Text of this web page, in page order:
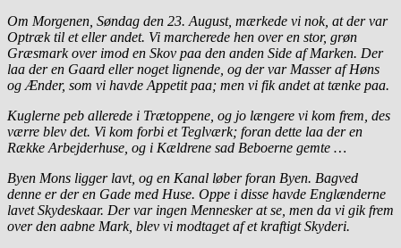
Om Morgenen, Søndag den 23. August, mærkede vi nok, at der var
Optræk til et eller andet. Vi marcherede hen over en stor, grøn
Græsmark over imod en Skov paa den anden Side af Marken. Der
laa der en Gaard eller noget lignende, og der var Masser af Høns
og Ænder, som vi havde Appetit paa; men vi fik andet at tænke paa.
Kuglerne peb allerede i Trætoppene, og jo længere vi kom frem, des
værre blev det. Vi kom forbi et Teglværk; foran dette laa der en
Række Arbejderhuse, og i Kældrene sad Beboerne gemte …
Byen Mons ligger lavt, og en Kanal løber foran Byen. Bagved
denne er der en Gade med Huse. Oppe i disse havde Englænderne
lavet Skydeskaar. Der var ingen Mennesker at se, men da vi gik frem
over den aabne Mark, blev vi modtaget af et kraftigt Skyderi.